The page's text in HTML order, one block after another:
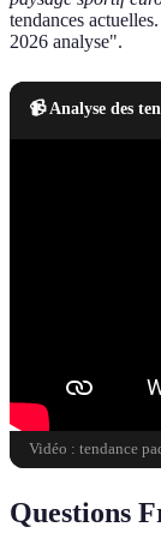
tendances
2026 analyse".
📹 Analyse des
Vidéo : tendance
Questions